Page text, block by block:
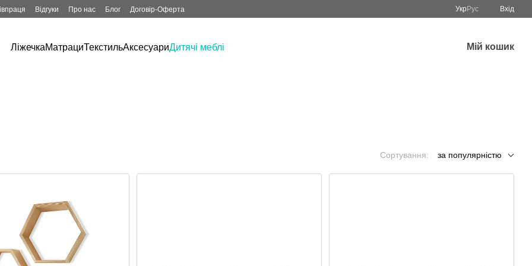
Відгуки Про нас Блог Договір-Оферта Укр Рус Вхід
ЛіжечкаМатрациТекстильАксесуариДитячі меблі Мій кошик
Сортування: за популярністю